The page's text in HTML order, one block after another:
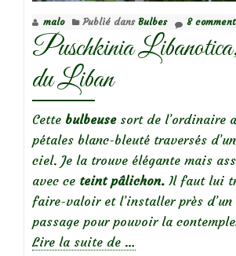
malo Publié dans Bulbes 8
Puschkinia
du Liban
Cette bulbeusesort de l’ordinaire
pétales blanc-bleuté traversés
ciel. Je la trouve élégante mais
avec ce teint pâlichon. Il faut lui
faire-valoir et l’installer près
passage pour pouvoir la
Lire la suite de à
…